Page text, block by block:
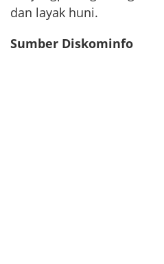
dan layak huni.
Sumber Diskominfo